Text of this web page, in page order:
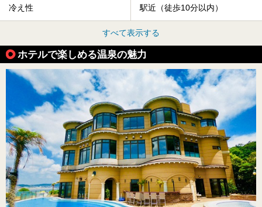
冷え性 駅近（徒歩10分以内）
すべて表示する
ホテルで楽しめる温泉の魅力